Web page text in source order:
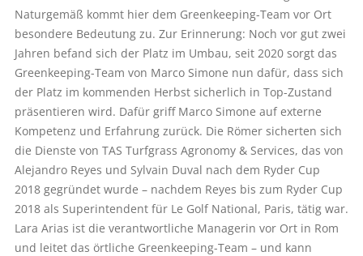
Naturgemäß kommt hier dem Greenkeeping-Team vor Ort
besondere Bedeutung zu. Zur Erinnerung: Noch vor gut zwei
Jahren befand sich der Platz im Umbau, seit 2020 sorgt das
Greenkeeping-Team von Marco Simone nun dafür, dass sich
der Platz im kommenden Herbst sicherlich in Top-Zustand
präsentieren wird. Dafür griff Marco Simone auf externe
Kompetenz und Erfahrung zurück. Die Römer sicherten sich
die Dienste von TAS Turfgrass Agronomy & Services, das von
Alejandro Reyes und Sylvain Duval nach dem Ryder Cup
2018 gegründet wurde – nachdem Reyes bis zum Ryder Cup
2018 als Superintendent für Le Golf National, Paris, tätig war.
Lara Arias ist die verantwortliche Managerin vor Ort in Rom
und leitet das örtliche Greenkeeping-Team – und kann